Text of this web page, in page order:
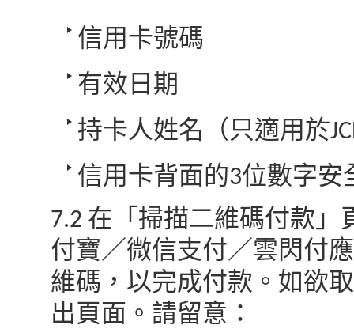
信用卡號碼
有效日期
持卡人姓名（只適用於
信用卡背面的3位數字安
7.2 在「掃描二維碼付款
付寶／微信支付／雲閃付
維碼，以完成付款。如欲
出頁面。請留意：